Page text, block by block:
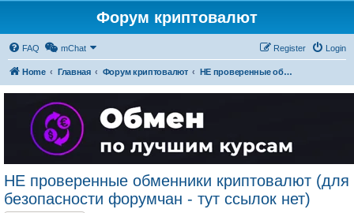
Форум криптовалют
FAQ mChat Login
Register
Home Главная Форум криптовалют НЕ проверенные обменники криптовалют (для безопасности форумчан - тут ссылок нет)
НЕ проверенные обменники криптовалют (для
безопасности форумчан - тут ссылок нет)